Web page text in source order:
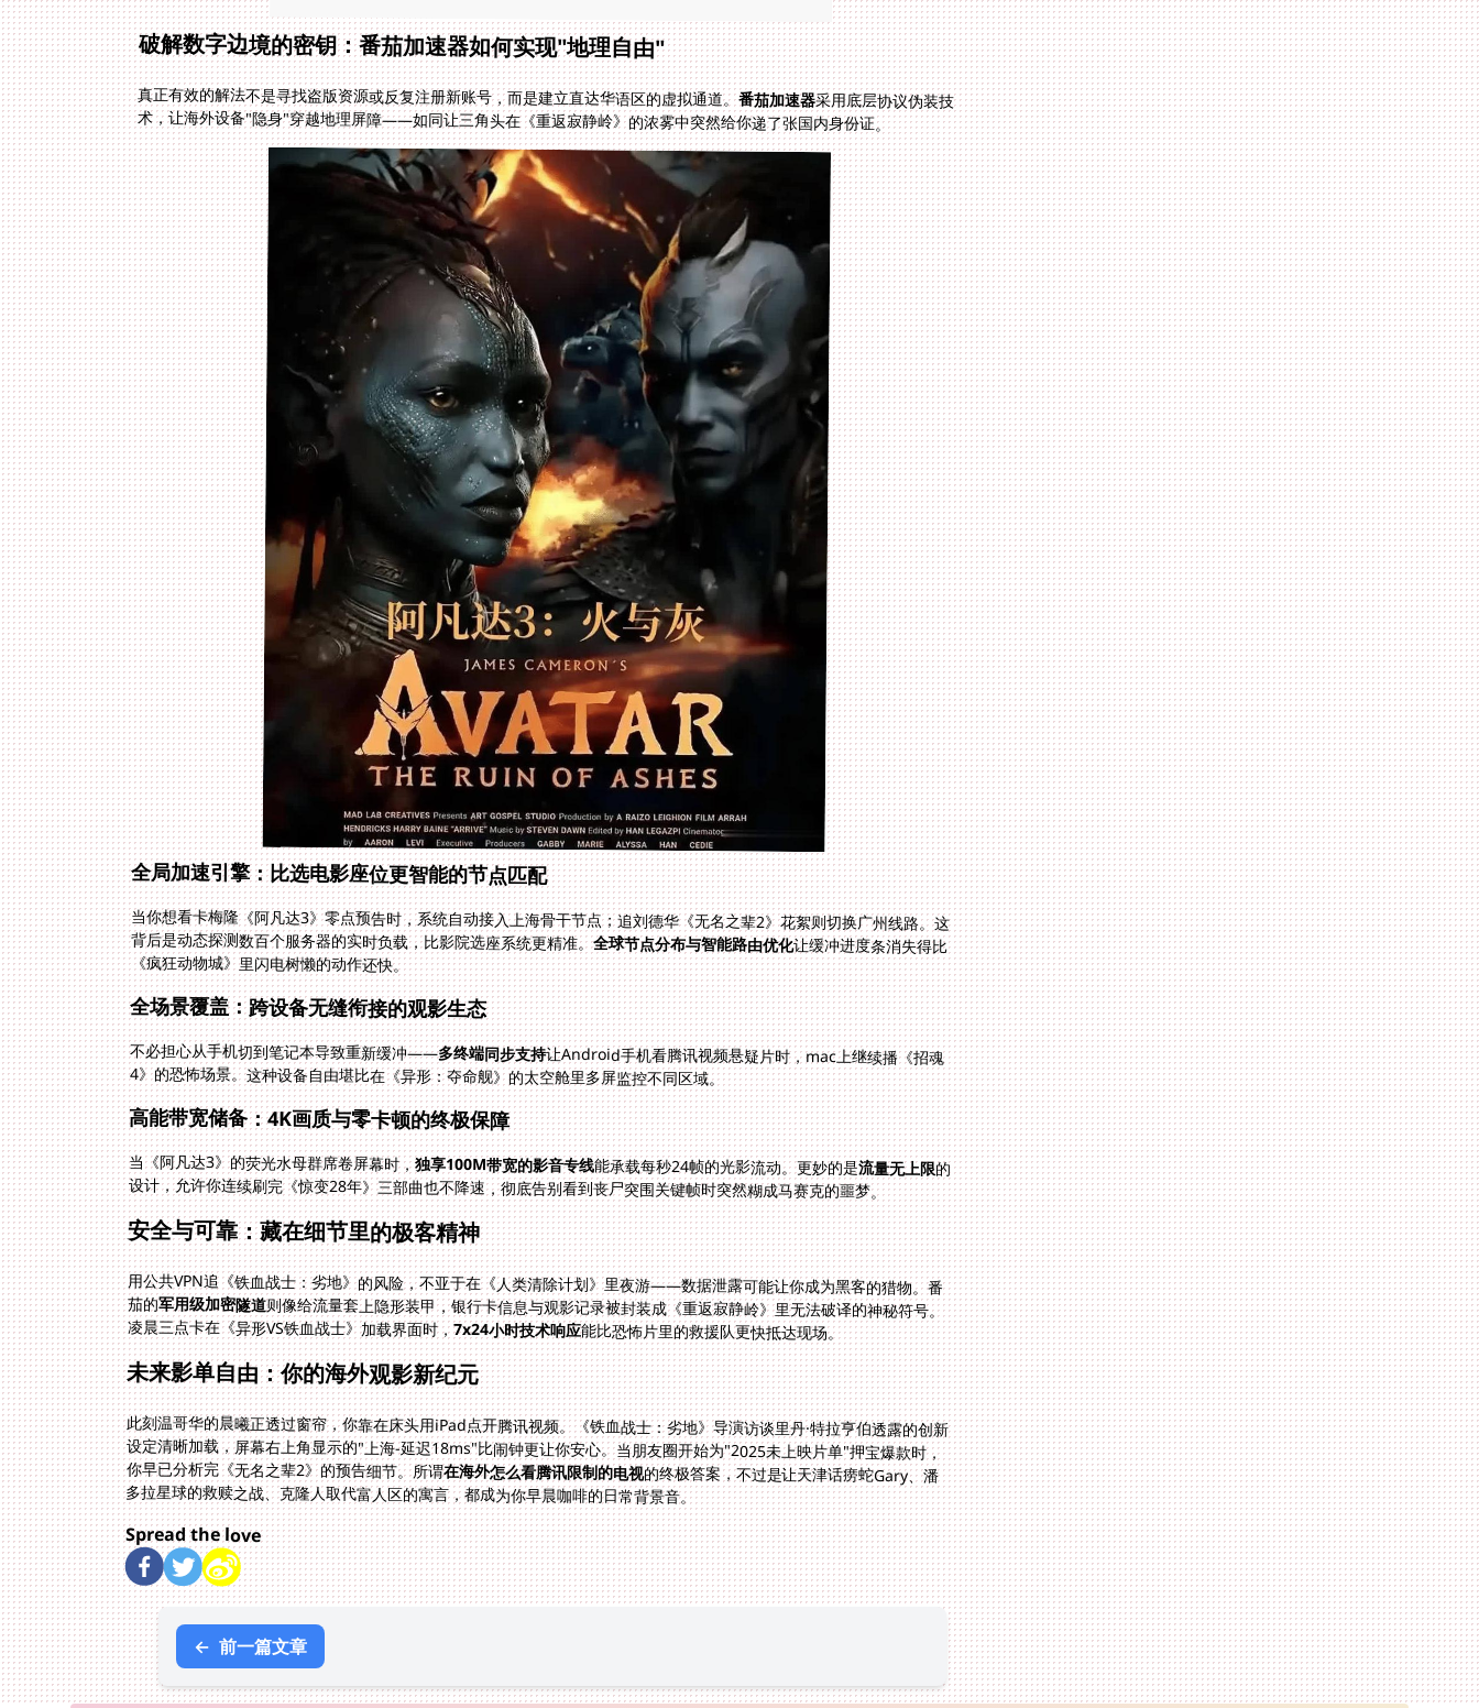
破解数字边境的密钥：番茄加速器如何实现"地理自由"
真正有效的解法不是寻找盗版资源或反复注册新账号，而是建立直达华语区的虚拟通道。番茄加速器采用底层协议伪装技
术，让海外设备"隐身"穿越地理屏障——如同让三角头在《重返寂静岭》的浓雾中突然给你递了张国内身份证。
全局加速引擎：比选电影座位更智能的节点匹配
当你想看卡梅隆《阿凡达3》零点预告时，系统自动接入上海骨干节点；追刘德华《无名之辈2》花絮则切换广州线路。这
背后是动态探测数百个服务器的实时负载，比影院选座系统更精准。全球节点分布与智能路由优化让缓冲进度条消失得比
《疯狂动物城》里闪电树懒的动作还快。
全场景覆盖：跨设备无缝衔接的观影生态
不必担心从手机切到笔记本导致重新缓冲——多终端同步支持让Android手机看腾讯视频悬疑片时，mac上继续播《招魂
4》的恐怖场景。这种设备自由堪比在《异形：夺命舰》的太空舱里多屏监控不同区域。
高能带宽储备：4K画质与零卡顿的终极保障
当《阿凡达3》的荧光水母群席卷屏幕时，独享100M带宽的影音专线能承载每秒24帧的光影流动。更妙的是流量无上限的
设计，允许你连续刷完《惊变28年》三部曲也不降速，彻底告别看到丧尸突围关键帧时突然糊成马赛克的噩梦。
安全与可靠：藏在细节里的极客精神
用公共VPN追《铁血战士：劣地》的风险，不亚于在《人类清除计划》里夜游——数据泄露可能让你成为黑客的猎物。番
茄的军用级加密隧道则像给流量套上隐形装甲，银行卡信息与观影记录被封装成《重返寂静岭》里无法破译的神秘符号。
凌晨三点卡在《异形VS铁血战士》加载界面时，7x24小时技术响应能比恐怖片里的救援队更快抵达现场。
未来影单自由：你的海外观影新纪元
此刻温哥华的晨曦正透过窗帘，你靠在床头用iPad点开腾讯视频。《铁血战士：劣地》导演访谈里丹·特拉亨伯透露的创新
设定清晰加载，屏幕右上角显示的"上海-延迟18ms"比闹钟更让你安心。当朋友圈开始为"2025未上映片单"押宝爆款时，
你早已分析完《无名之辈2》的预告细节。所谓在海外怎么看腾讯限制的电视的终极答案，不过是让天津话痨蛇Gary、潘
多拉星球的救赎之战、克隆人取代富人区的寓言，都成为你早晨咖啡的日常背景音。
Spread the love
← 前一篇文章